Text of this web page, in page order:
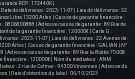
RCP : 172440K |
de délivrance : 2023-11-07 | Lieu de délivrance : 22
Libre 13200 Arles | Caisse de garantie financière :
0806800888 | Adresse caisse de garantie : 89 Rue de
de la garantie financière : 120000€ | Carte G :
: 2023-11-07 | Lieu de délivrance : 22 Avenue de
Arles | Caisse de garantie financière : GALIAN | N°
| Adresse caisse de garantie : 89 Rue la Boétie 75008
financière : 120000€ | Nom du médiateur : ANM
: 2 rue de Colmar - 94300 Vincennes | Adresse du
| Date d'obtention du label : 06/10/2023